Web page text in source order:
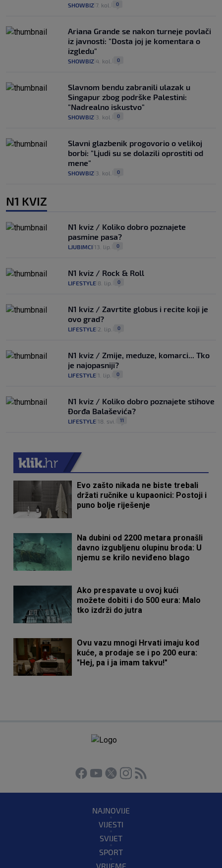
SHOWBIZ 7. kol. 0
Ariana Grande se nakon turneje povlači
iz javnosti: "Dosta joj je komentara o
izgledu"
SHOWBIZ 4. kol. 0
Slavnom bendu zabranili ulazak u
Singapur zbog podrške Palestini:
"Nadrealno iskustvo"
SHOWBIZ 3. kol. 0
Slavni glazbenik progovorio o velikoj
borbi: "Ljudi su se dolazili oprostiti od
mene"
SHOWBIZ 3. kol. 0
N1 KVIZ
N1 kviz / Koliko dobro poznajete
pasmine pasa?
LJUBIMCI 13. lip. 0
N1 kviz / Rock & Roll
LIFESTYLE 8. lip. 0
N1 kviz / Zavrtite globus i recite koji je
ovo grad?
LIFESTYLE 2. lip. 0
N1 kviz / Zmije, meduze, komarci... Tko
je najopasniji?
LIFESTYLE 1. lip. 0
N1 kviz / Koliko dobro poznajete stihove
Đorđa Balaševića?
LIFESTYLE 18. svi. 11
Evo zašto nikada ne biste trebali
držati ručnike u kupaonici: Postoji i
puno bolje riješenje
Na dubini od 2200 metara pronašli
davno izgubljenu olupinu broda: U
njemu se krilo neviđeno blago
Ako prespavate u ovoj kući
možete dobiti i do 500 eura: Malo
tko izdrži do jutra
Ovu vazu mnogi Hrvati imaju kod
kuće, a prodaje se i po 200 eura:
"Hej, pa i ja imam takvu!"
NAJNOVIJE
VIJESTI
SVIJET
SPORT
VRIJEME